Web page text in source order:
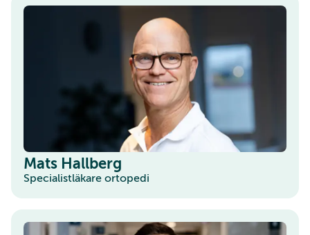
Mats Hallberg
Specialistläkare ortopedi